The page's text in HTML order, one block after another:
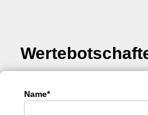
Name*